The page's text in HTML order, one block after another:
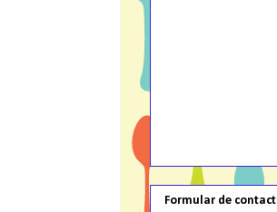
Formular de contact